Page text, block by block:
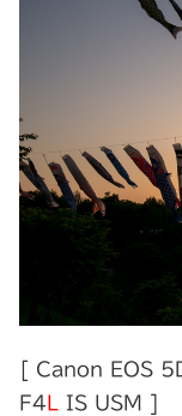
[ Canon EOS
F4
IS USM ]